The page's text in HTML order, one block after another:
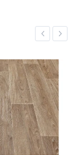
Previous
Next